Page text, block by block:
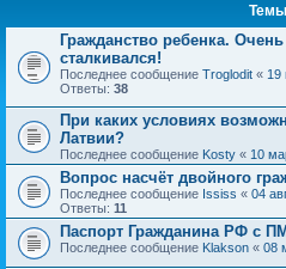
Темы
Гражданство ребенка.
сталкивался!
Последнее сообщение Troglodit « 19
Ответы: 38
При каких условиях
Латвии?
Последнее сообщение Kosty « 10
Вопрос насчёт двойного
Последнее сообщение Ississ « 04
Ответы: 11
Паспорт Гражданина РФ с
Последнее сообщение Klakson « 08